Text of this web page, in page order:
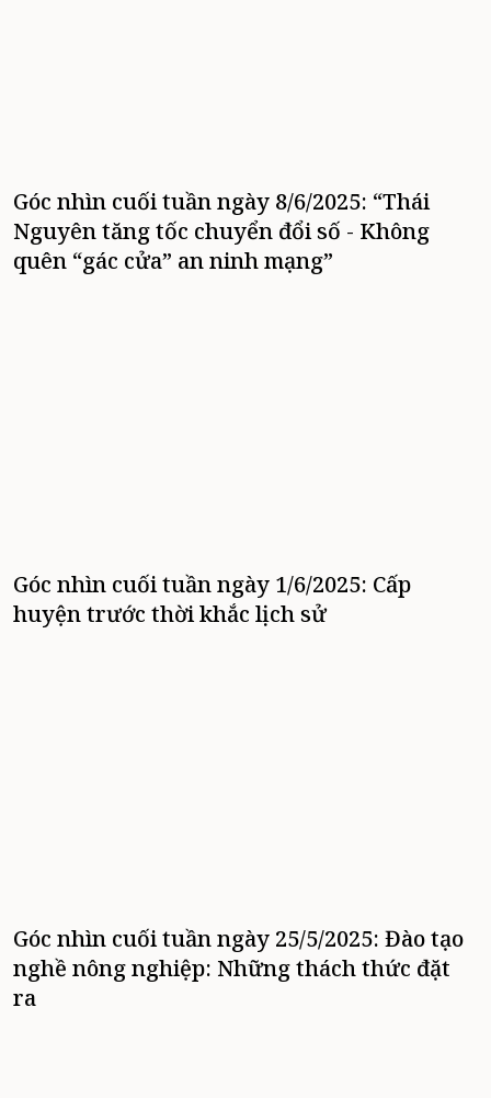
Góc nhìn cuối tuần ngày 8/6/2025: “Thái
Nguyên tăng tốc chuyển đổi số - Không
quên “gác cửa” an ninh mạng”
Góc nhìn cuối tuần ngày 1/6/2025: Cấp
huyện trước thời khắc lịch sử
Góc nhìn cuối tuần ngày 25/5/2025: Đào tạo
nghề nông nghiệp: Những thách thức đặt
ra